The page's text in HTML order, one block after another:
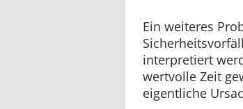
Ein weiteres
interpretiert
wertvolle Zeit
eigentliche